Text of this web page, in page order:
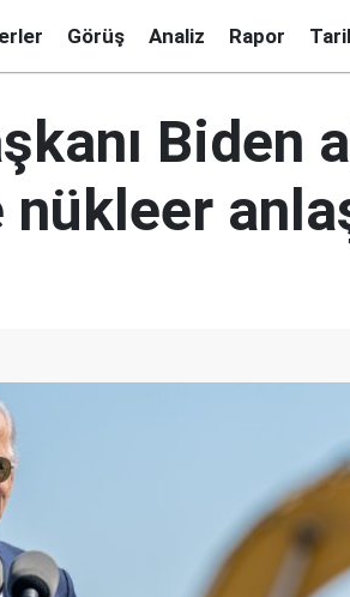
Görüş Analiz Rapor
Biden
nükleer